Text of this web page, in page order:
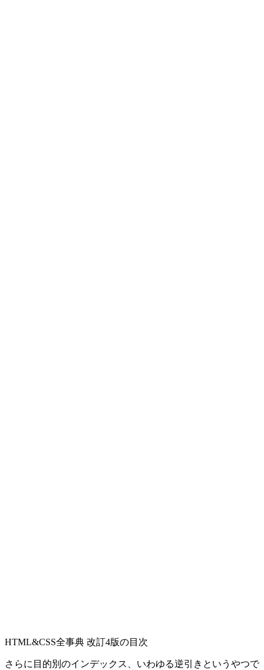
HTML&CSS全事典 改訂4版の目次
さらに目的別のインデックス、いわゆる逆引きというやつで